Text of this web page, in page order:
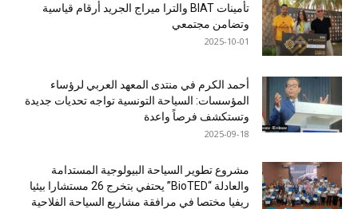
تأمينات BIAT والترا ميراج الجريد أرقام قياسية
وتضامن مجتمعي
2025-10-01
أحمد الكرم في منتدى المعهد العربي لرؤساء
المؤسسات: السياحة التونسية تواجه تحديات جديدة
وتستكشف فرصاً واعدة
2025-09-18
مشروع تطوير السياحة البيولوجية المستدامة
والعادلة “BioTED” يحتفي بتخرج 26 مستشارا بيئيا
ريفيا مختصا في مرافقة مشاريع السياحة الفلاحية